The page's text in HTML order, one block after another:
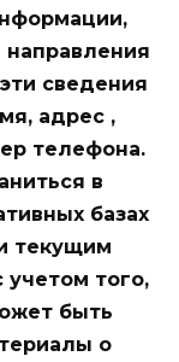
направления
сведения
адрес ,
телефона.
в
базах
текущим
учетом того,
быть
о